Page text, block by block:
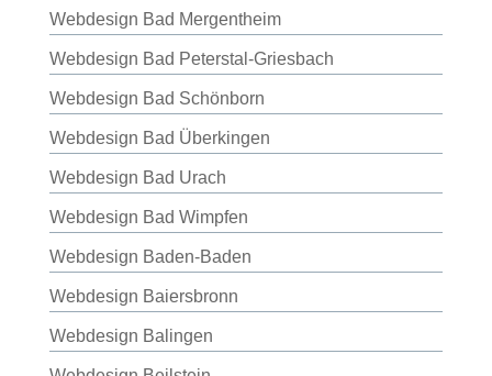
Webdesign Bad Mergentheim
Webdesign Bad Peterstal-Griesbach
Webdesign Bad Schönborn
Webdesign Bad Überkingen
Webdesign Bad Urach
Webdesign Bad Wimpfen
Webdesign Baden-Baden
Webdesign Baiersbronn
Webdesign Balingen